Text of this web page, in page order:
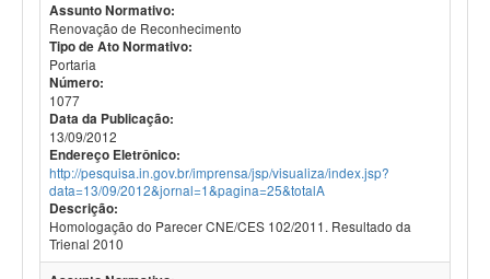
Assunto Normativo:
Renovação de Reconhecimento
Tipo de Ato Normativo:
Portaria
Número:
1077
Data da Publicação:
13/09/2012
Endereço Eletrônico:
http://pesquisa.in.gov.br/imprensa/jsp/visualiza/index.jsp?
data=13/09/2012&jornal=1&pagina=25&totalA
Descrição:
Homologação do Parecer CNE/CES 102/2011. Resultado da
Trienal 2010